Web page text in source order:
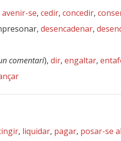
avenir-se, cedir, concedir,
desencadenar,
comentari), dir, engaltar,
, liquidar, pagar, posar-se